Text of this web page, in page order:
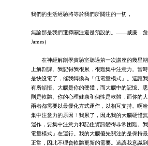
我們的生活經驗將等於我們所關注的一切，
無論那是我們選擇關注還是預設的。——威廉．
James）
在神經解剖學實驗室聽過第一次講座的幾星期
上解剖課。我記得我很累，很難集中注意力。當
是快沒電了，催我轉換為「低電量模式」。這讓我
有所頓悟。大腦是你的硬體，而大腦中的記憶、
則是軟體。你的心理健康和個性是軟體，而你的大
兩者都需要以最優化方式運作，以相互支持。啊
集中注意力的原因！我累了，因此我的大腦硬體
運作，要集中注意力和記住資訊變得非常困難。
電量模式」在運行。我的大腦優先關注的是保持
正常，因此不理會軟體更新的需要。這讓我意識